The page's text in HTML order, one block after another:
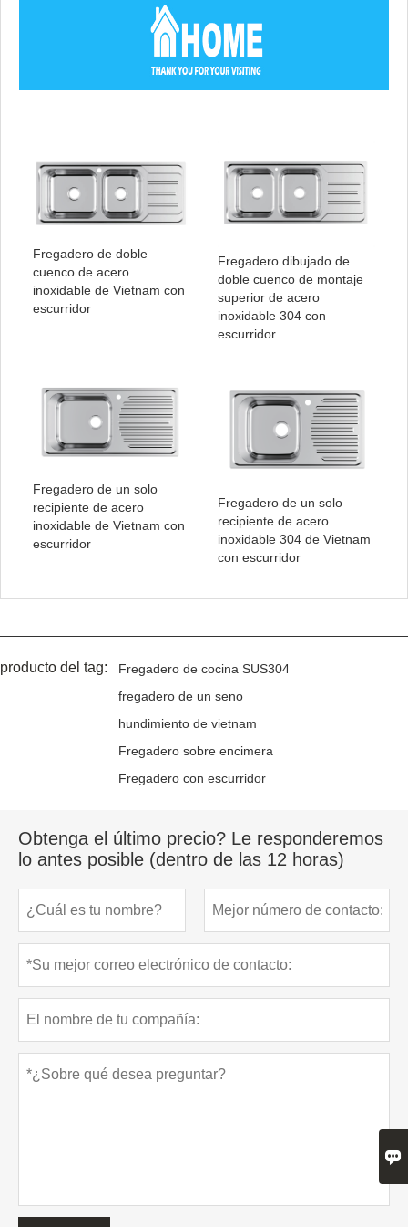
Fregadero de doble
cuenco de acero
inoxidable de Vietnam con
escurridor
Fregadero dibujado de
doble cuenco de montaje
superior de acero
inoxidable 304 con
escurridor
Fregadero de un solo
recipiente de acero
inoxidable de Vietnam con
escurridor
Fregadero de un solo
recipiente de acero
inoxidable 304 de Vietnam
con escurridor
producto del tag:
Fregadero de cocina SUS304
fregadero de un seno
hundimiento de vietnam
Fregadero sobre encimera
Fregadero con escurridor
Obtenga el último precio? Le responderemos
lo antes posible (dentro de las 12 horas)
